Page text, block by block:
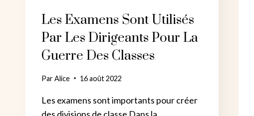
Les Examens Sont Utilisés
Par Les Dirigeants Pour La
Guerre Des Classes
ParAlice 16 août 2022
Les examens sont importants pour créer